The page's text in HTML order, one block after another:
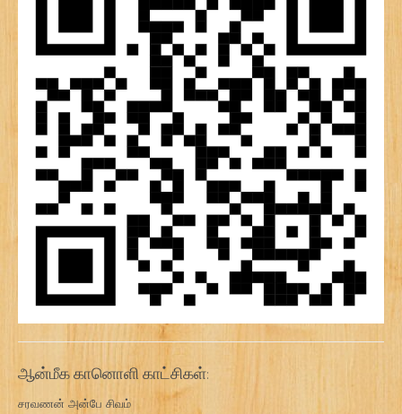
ஆன்மீக கானொளி காட்சிகள்:
சரவணன் அன்பே சிவம்